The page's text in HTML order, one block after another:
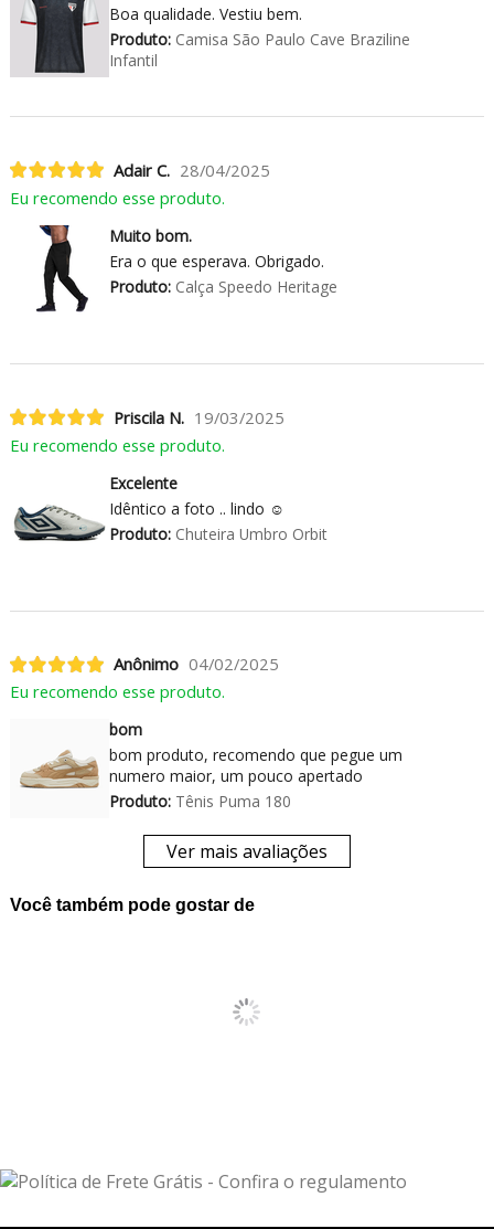
Boa qualidade. Vestiu bem.
Produto:Camisa São Paulo Cave Braziline
Infantil
Adair C. 28/04/2025
Eu recomendo esse produto.
Muito bom.
Era o que esperava. Obrigado.
Produto:Calça Speedo Heritage
Priscila N. 19/03/2025
Eu recomendo esse produto.
Excelente
Idêntico a foto .. lindo ☺️
Produto:Chuteira Umbro Orbit
Anônimo 04/02/2025
Eu recomendo esse produto.
bom
bom produto, recomendo que pegue um
numero maior, um pouco apertado
Produto:Tênis Puma 180
Ver mais avaliações
Você também pode gostar de